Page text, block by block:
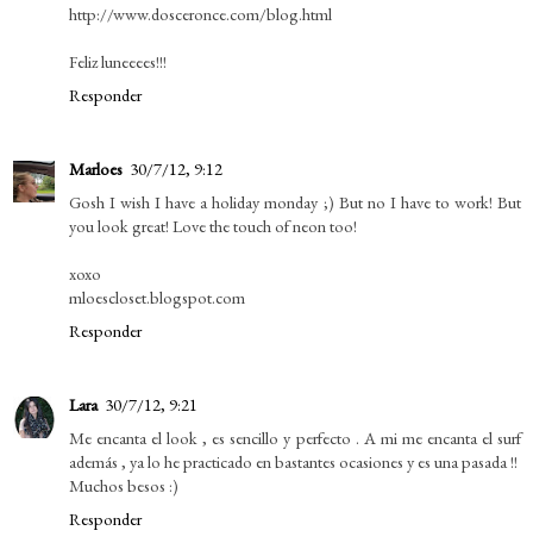
http://www.dosceronce.com/blog.html
Feliz luneeees!!!
Responder
Marloes 30/7/12, 9:12
Gosh I wish I have a holiday monday ;) But no I have to work! But
you look great! Love the touch of neon too!
xoxo
mloescloset.blogspot.com
Responder
Lara 30/7/12, 9:21
Me encanta el look , es sencillo y perfecto . A mi me encanta el surf
además , ya lo he practicado en bastantes ocasiones y es una pasada !!
Muchos besos :)
Responder